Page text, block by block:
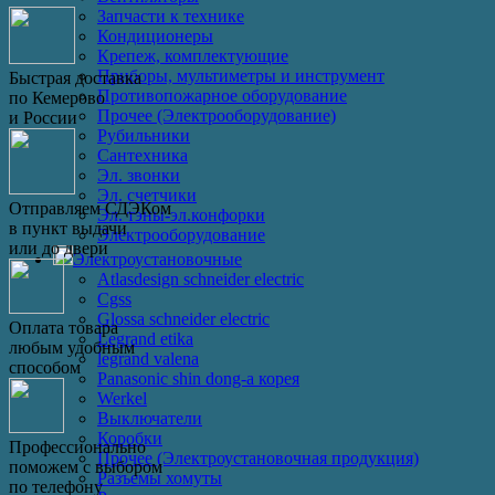
Запчасти к технике
Кондиционеры
Крепеж, комплектующие
Приборы, мультиметры и инструмент
Противопожарное оборудование
Прочее (Электрооборудование)
Рубильники
Сантехника
Эл. звонки
Эл. счетчики
Эл. тэны-эл.конфорки
Электрооборудование
Электроустановочные
Atlasdesign schneider electric
Cgss
Glossa schneider electric
Legrand etika
legrand valena
Panasonic shin dong-a корея
Werkel
Выключатели
Коробки
Прочее (Электроустановочная продукция)
Разъемы хомуты
Быстрая доставка
по Кемерово
и России
Отправляем СДЭКом
в пункт выдачи
или до двери
Оплата товара
любым удобным
способом
Профессионально
поможем с выбором
по телефону